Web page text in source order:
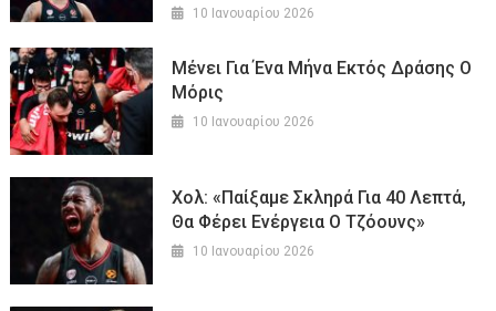
10 Ιανουαρίου 2026
Μένει Για Ένα Μήνα Εκτός Δράσης Ο
Μόρις
10 Ιανουαρίου 2026
Χολ: «Παίξαμε Σκληρά Για 40 Λεπτά,
Θα Φέρει Ενέργεια Ο Τζόουνς»
10 Ιανουαρίου 2026